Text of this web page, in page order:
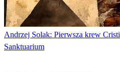
Andrzej Solak: Pierwsza krew
Sanktuarium